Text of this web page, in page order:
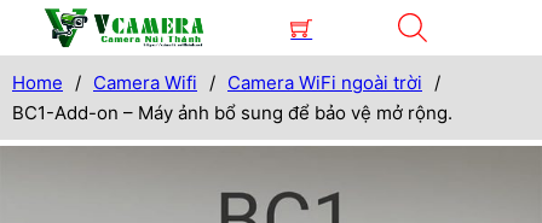
Home / Camera Wifi / Camera WiFi ngoài trời
/
BC1-Add-on – Máy ảnh bổ sung để bảo vệ mở rộng.